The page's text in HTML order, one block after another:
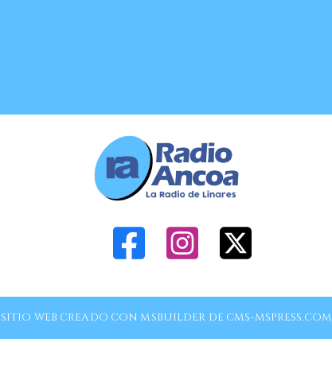
SITIO WEB CREADO CON MSBUILDER DE CMS-MSPRESS.COM